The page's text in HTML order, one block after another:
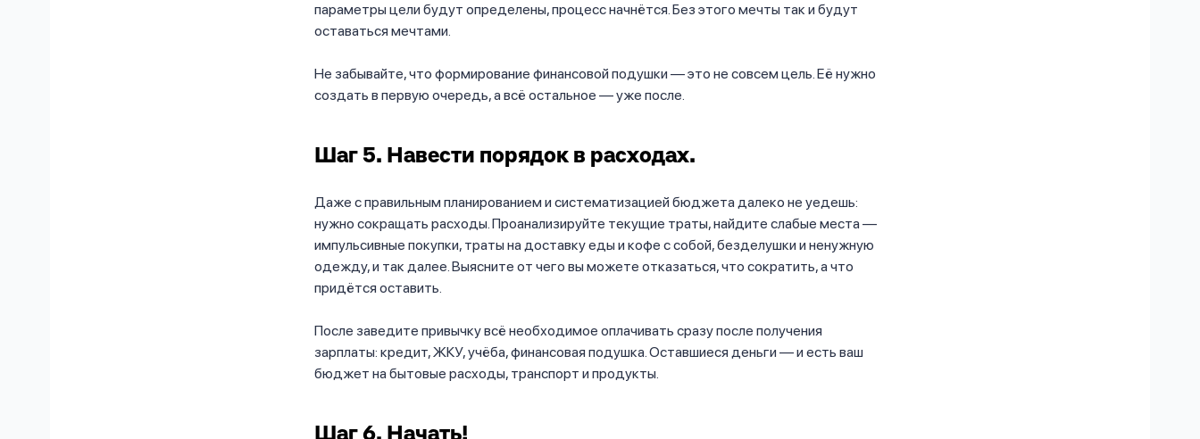
параметры цели будут определены, процесс начнётся. Без этого мечты так и будут
оставаться мечтами.
Не забывайте, что формирование финансовой подушки — это не совсем цель. Её нужно
создать в первую очередь, а всё остальное — уже после.
Шаг 5. Навести порядок в расходах.
Даже с правильным планированием и систематизацией бюджета далеко не уедешь:
нужно сокращать расходы. Проанализируйте текущие траты, найдите слабые места —
импульсивные покупки, траты на доставку еды и кофе с собой, безделушки и ненужную
одежду, и так далее. Выясните от чего вы можете отказаться, что сократить, а что
придётся оставить.
После заведите привычку всё необходимое оплачивать сразу после получения
зарплаты: кредит, ЖКУ, учёба, финансовая подушка. Оставшиеся деньги — и есть ваш
бюджет на бытовые расходы, транспорт и продукты.